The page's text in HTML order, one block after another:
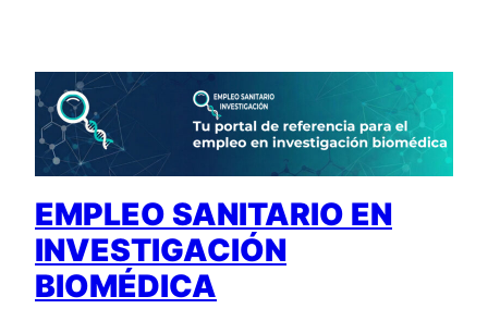
contenido
EMPLEO SANITARIO EN
INVESTIGACIÓN
BIOMÉDICA